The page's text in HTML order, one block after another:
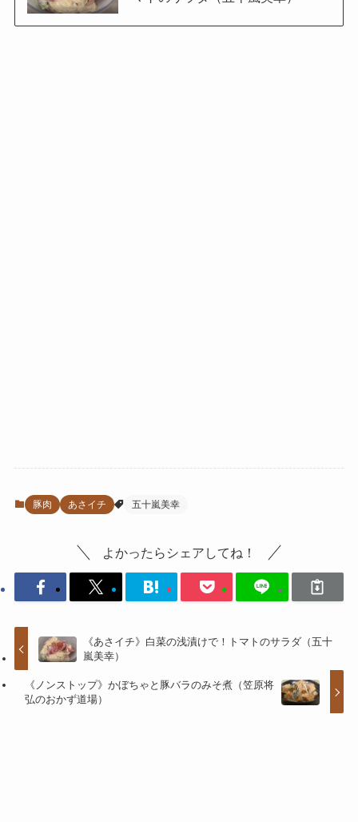
豚肉 あさイチ 五十嵐美幸
よかったらシェアしてね！
《あさイチ》白菜の浅漬けで！トマトのサラダ（五十
嵐美幸）
《ノンストップ》かぼちゃと豚バラのみそ煮（笠原将
弘のおかず道場）